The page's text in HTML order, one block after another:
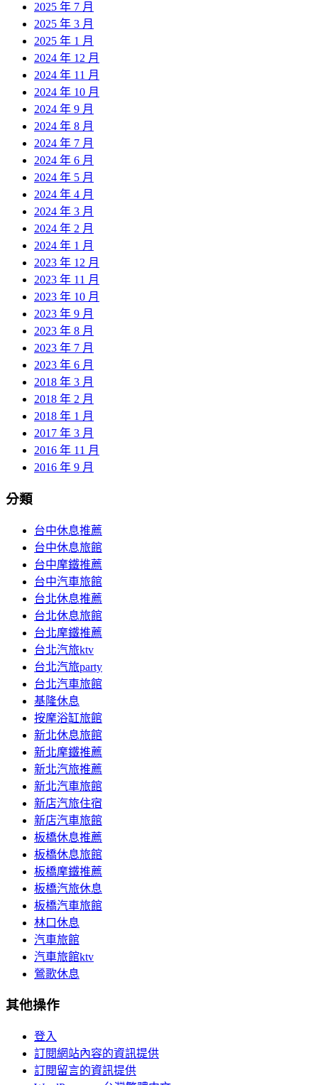
2025 年 7 月
2025 年 3 月
2025 年 1 月
2024 年 12 月
2024 年 11 月
2024 年 10 月
2024 年 9 月
2024 年 8 月
2024 年 7 月
2024 年 6 月
2024 年 5 月
2024 年 4 月
2024 年 3 月
2024 年 2 月
2024 年 1 月
2023 年 12 月
2023 年 11 月
2023 年 10 月
2023 年 9 月
2023 年 8 月
2023 年 7 月
2023 年 6 月
2018 年 3 月
2018 年 2 月
2018 年 1 月
2017 年 3 月
2016 年 11 月
2016 年 9 月
分類
台中休息推薦
台中休息旅館
台中摩鐵推薦
台中汽車旅館
台北休息推薦
台北休息旅館
台北摩鐵推薦
台北汽旅ktv
台北汽旅party
台北汽車旅館
基隆休息
按摩浴缸旅館
新北休息旅館
新北摩鐵推薦
新北汽旅推薦
新北汽車旅館
新店汽旅住宿
新店汽車旅館
板橋休息推薦
板橋休息旅館
板橋摩鐵推薦
板橋汽旅休息
板橋汽車旅館
林口休息
汽車旅館
汽車旅館ktv
鶯歌休息
其他操作
登入
訂閱網站內容的資訊提供
訂閱留言的資訊提供